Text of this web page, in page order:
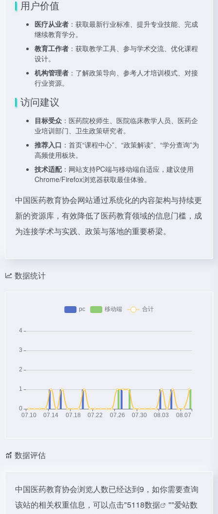
用户价值
医疗从业者 ：获取最新行业标准、提升专业技能、完成
继续教育学分。
教育工作者 ：获取教学工具、参与学术交流、优化课程
设计。
机构管理者 ：了解政策导向、参考人才培训模式、对接
行业资源。
访问建议
目标受众 ：医药院校师生、医院临床教学人员、医药企
业培训部门、卫生政策研究者。
推荐入口 ：首页“课程中心”、“政策解读”、“学分查询”为
高频使用板块。
技术适配：网站支持PC端与移动端自适应，建议使用
Chrome/Firefox浏览器获取最佳体验。
中国医药教育协会网站通过系统化的内容架构与持续更
新的资源库，有效降低了医药教育领域的信息门槛，成
为连接学术与实践、政策与落地的重要桥梁。
数据统计
数据评估
中国医药教育协会浏览人数已经达到9，如你需要查询
该站的相关权重信息，可以点击"5118数据 ""爱站数